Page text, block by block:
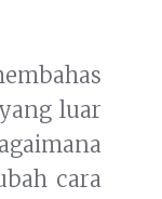
luar
cara